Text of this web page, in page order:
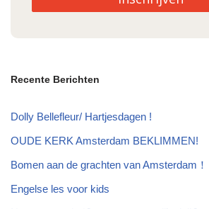
Recente Berichten
Dolly Bellefleur/ Hartjesdagen !
OUDE KERK Amsterdam BEKLIMMEN!
Bomen aan de grachten van Amsterdam！
Engelse les voor kids